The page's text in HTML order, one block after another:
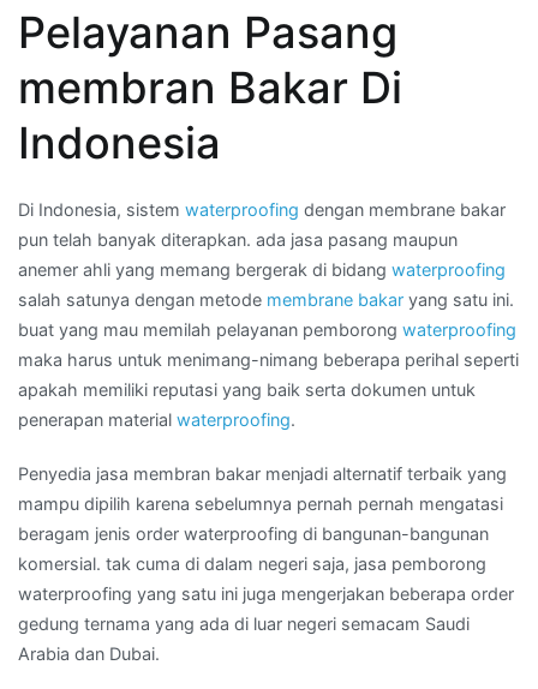
waterproofing
aspal
di
TERNATE
Pelayanan Pasang
membran Bakar Di
Indonesia
Di Indonesia, sistem waterproofing dengan membrane bakar
pun telah banyak diterapkan. ada jasa pasang maupun
anemer ahli yang memang bergerak di bidang waterproofing
salah satunya dengan metode membrane bakar yang satu ini.
buat yang mau memilah pelayanan pemborong waterproofing
maka harus untuk menimang-nimang beberapa perihal seperti
apakah memiliki reputasi yang baik serta dokumen untuk
penerapan material waterproofing.
Penyedia jasa membran bakar menjadi alternatif terbaik yang
mampu dipilih karena sebelumnya pernah pernah mengatasi
beragam jenis order waterproofing di bangunan-bangunan
komersial. tak cuma di dalam negeri saja, jasa pemborong
waterproofing yang satu ini juga mengerjakan beberapa order
gedung ternama yang ada di luar negeri semacam Saudi
Arabia dan Dubai.